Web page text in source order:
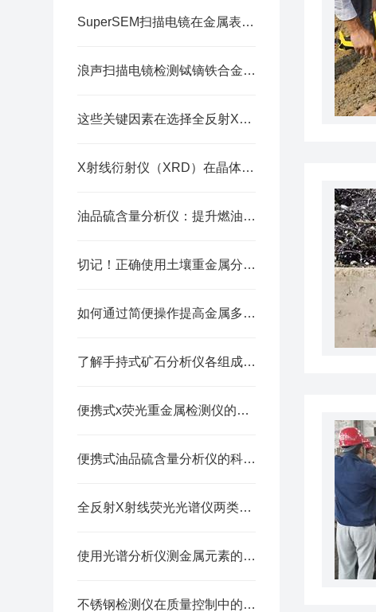
SuperSEM扫描电镜在金属表面异物分析中的应用
浪声扫描电镜检测铽镝铁合金组织形貌的应用研究
这些关键因素在选择全反射X射线荧光光谱仪时要多加考虑
X射线衍射仪（XRD）在晶体相识别和晶体缺陷分析中的应用
油品硫含量分析仪：提升燃油质量检测的关键工具
切记！正确使用土壤重金属分析仪才能确保测试结果的可靠性
如何通过简便操作提高金属多元素分析仪的效率
了解手持式矿石分析仪各组成部件的功能特点才能更好的使用它
便携式x荧光重金属检测仪的准确率分析
便携式油品硫含量分析仪的科技革新
全反射X射线荧光光谱仪两类定量方法的样品适配与应用要点
使用光谱分析仪测金属元素的操作步骤
不锈钢检测仪在质量控制中的关键作用与重要性